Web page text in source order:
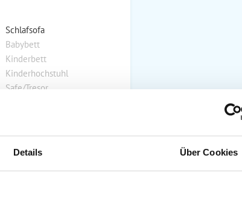
Details Über Cookies
Schlafsofa
Babybett
Kinderbett
Kinderhochstuhl
Safe/Tresor
Grill